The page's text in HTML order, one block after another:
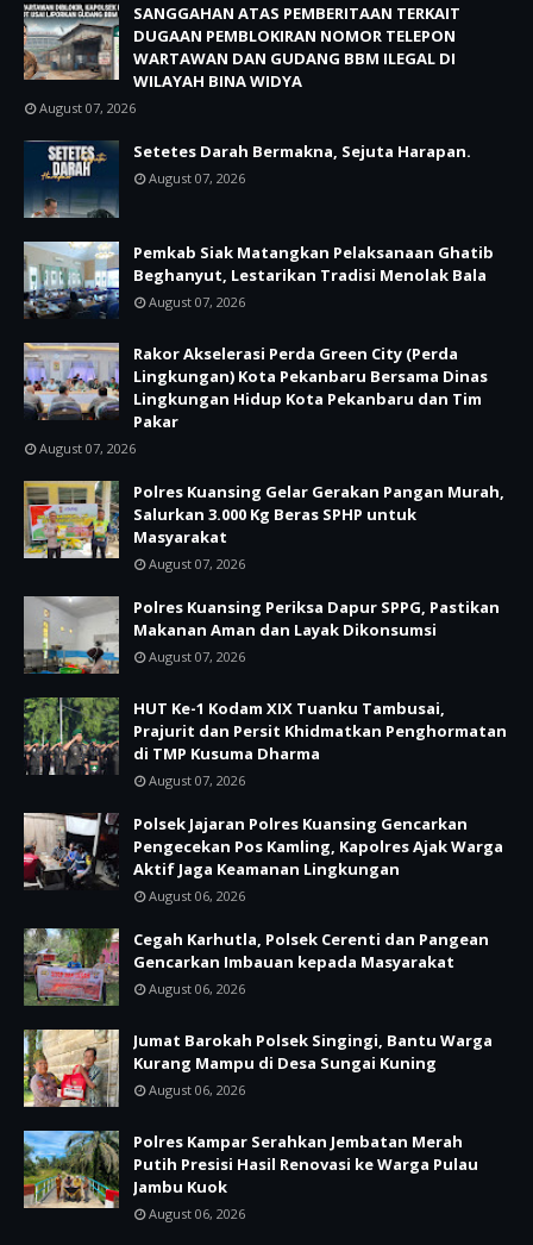
SANGGAHAN ATAS PEMBERITAAN TERKAIT
DUGAAN PEMBLOKIRAN NOMOR TELEPON
WARTAWAN DAN GUDANG BBM ILEGAL DI
WILAYAH BINA WIDYA
August 07, 2026
Setetes Darah Bermakna, Sejuta Harapan.
August 07, 2026
Pemkab Siak Matangkan Pelaksanaan Ghatib
Beghanyut, Lestarikan Tradisi Menolak Bala
August 07, 2026
Rakor Akselerasi Perda Green City (Perda
Lingkungan) Kota Pekanbaru Bersama Dinas
Lingkungan Hidup Kota Pekanbaru dan Tim
Pakar
August 07, 2026
Polres Kuansing Gelar Gerakan Pangan Murah,
Salurkan 3.000 Kg Beras SPHP untuk
Masyarakat
August 07, 2026
Polres Kuansing Periksa Dapur SPPG, Pastikan
Makanan Aman dan Layak Dikonsumsi
August 07, 2026
HUT Ke-1 Kodam XIX Tuanku Tambusai,
Prajurit dan Persit Khidmatkan Penghormatan
di TMP Kusuma Dharma
August 07, 2026
Polsek Jajaran Polres Kuansing Gencarkan
Pengecekan Pos Kamling, Kapolres Ajak Warga
Aktif Jaga Keamanan Lingkungan
August 06, 2026
Cegah Karhutla, Polsek Cerenti dan Pangean
Gencarkan Imbauan kepada Masyarakat
August 06, 2026
Jumat Barokah Polsek Singingi, Bantu Warga
Kurang Mampu di Desa Sungai Kuning
August 06, 2026
Polres Kampar Serahkan Jembatan Merah
Putih Presisi Hasil Renovasi ke Warga Pulau
Jambu Kuok
August 06, 2026